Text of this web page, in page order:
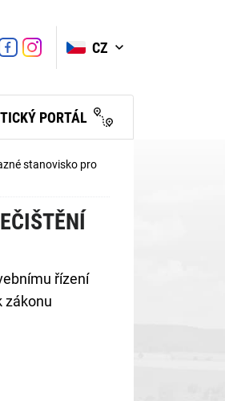
PORTÁL
Turistické
LinkLinkLink
CZ
stanovisko pro
řízení
zákonu